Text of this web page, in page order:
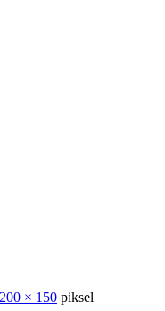
200 × 150 piksel